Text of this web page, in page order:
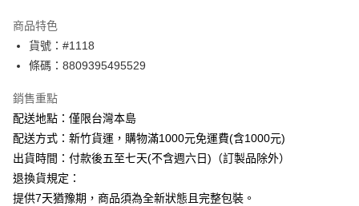
悠遊付
ATM付款
運送方式
下單前請先詢問庫存
每筆NT$130，滿NT$2,500(含以上)免運費
商品特色
貨號：#1118
條碼：8809395495529
銷售重點
配送地點：僅限台灣本島
配送方式：新竹貨運，購物滿1000元免運費(含1000元)
出貨時間：付款後五至七天(不含週六日)（訂製品除外）
退換貨規定：
提供7天猶豫期，商品須為全新狀態且完整包裝。